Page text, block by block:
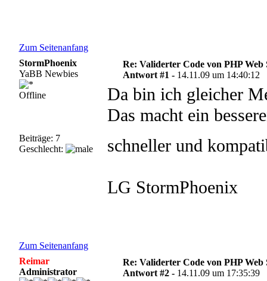
Zum Seitenanfang
StormPhoenix
YaBB Newbies
Offline
Beiträge: 7
Geschlecht:
Re: Validerter Code von PHP Web
Antwort #1 - 14.11.09 um 14:40:12
Da bin ich gleicher
Das macht ein
schneller und
LG StormPhoenix
Zum Seitenanfang
Reimar
Administrator
Re: Validerter Code von PHP Web
Antwort #2 - 14.11.09 um 17:35:39